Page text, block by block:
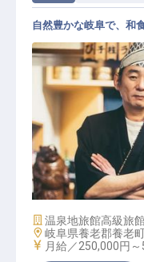
キッチン、調理
自然豊かな岐阜で、和
施設業態
温泉地旅館高級旅
勤務地
岐阜県養老郡養老
給与
月給／250,000円～